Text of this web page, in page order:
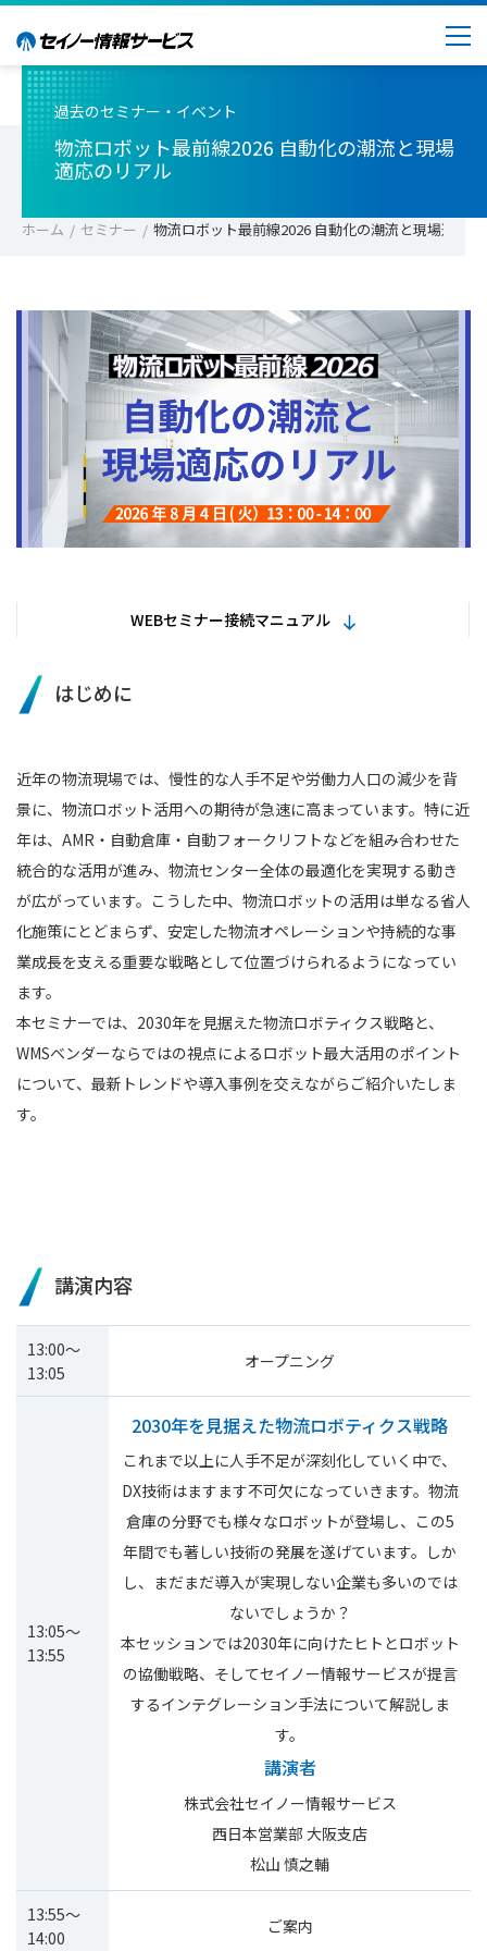
過去のセミナー・イベント
物流ロボット最前線2026 自動化の潮流と現場
適応のリアル
ホーム セミナー 物流ロボット最前線2026 自動化の潮流と現場適応
WEBセミナー接続マニュアル
はじめに
近年の物流現場では、慢性的な人手不足や労働力人口の減少を背
景に、物流ロボット活用への期待が急速に高まっています。特に近
年は、AMR・自動倉庫・自動フォークリフトなどを組み合わせた
統合的な活用が進み、物流センター全体の最適化を実現する動き
が広がっています。こうした中、物流ロボットの活用は単なる省人
化施策にとどまらず、安定した物流オペレーションや持続的な事
業成長を支える重要な戦略として位置づけられるようになってい
ます。
本セミナーでは、2030年を見据えた物流ロボティクス戦略と、
WMSベンダーならではの視点によるロボット最大活用のポイント
について、最新トレンドや導入事例を交えながらご紹介いたしま
す。
講演内容
13:00～
13:05
オープニング
13:05～
13:55
2030年を見据えた物流ロボティクス戦略
これまで以上に人手不足が深刻化していく中で、
DX技術はますます不可欠になっていきます。物流
倉庫の分野でも様々なロボットが登場し、この5
年間でも著しい技術の発展を遂げています。しか
し、まだまだ導入が実現しない企業も多いのでは
ないでしょうか？
本セッションでは2030年に向けたヒトとロボット
の協働戦略、そしてセイノー情報サービスが提言
するインテグレーション手法について解説しま
す。
講演者
株式会社セイノー情報サービス
西日本営業部 大阪支店
松山 慎之輔
13:55～
14:00
ご案内